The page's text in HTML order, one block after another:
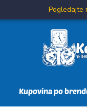
Pogledajte
Kupovina po